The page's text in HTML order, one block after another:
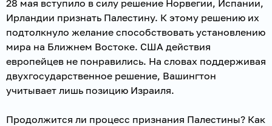
28 мая вступило в силу решение Норвегии, Испании,
Ирландии признать Палестину. К этому решению их
подтолкнуло желание способствовать установлению
мира на Ближнем Востоке. США действия
европейцев не понравились. На словах поддерживая
двухгосударственное решение, Вашингтон
учитывает лишь позицию Израиля.
Продолжится ли процесс признания Палестины? Как